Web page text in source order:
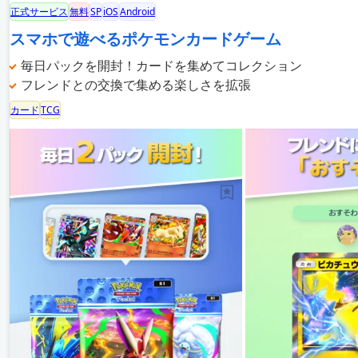
正式サービス無料SPiOSAndroid
スマホで遊べるポケモンカードゲーム
毎日パックを開封！カードを集めてコレクション
フレンドとの交換で集める楽しさを拡張
カードTCG